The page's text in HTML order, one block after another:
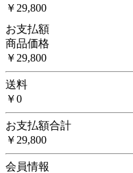
￥29,800
お支払額
商品価格
￥29,800
送料
￥0
お支払額合計
￥29,800
会員情報